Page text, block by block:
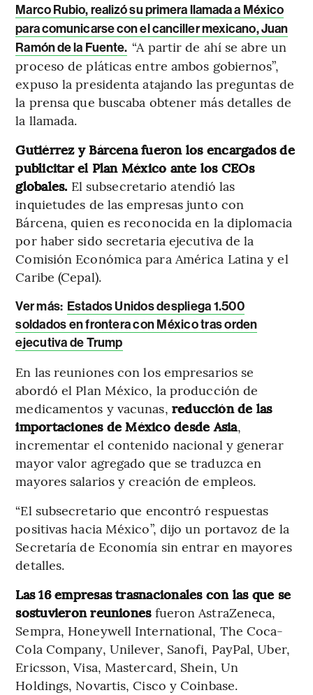
Marco Rubio, realizó su primera llamada a México
para comunicarse con el canciller mexicano, Juan
Ramón de la Fuente. “A partir de ahí se abre un
proceso de pláticas entre ambos gobiernos”,
expuso la presidenta atajando las preguntas de
la prensa que buscaba obtener más detalles de
la llamada.
Gutiérrez y Bárcena fueron los encargados de
publicitar el Plan México ante los CEOs
globales. El subsecretario atendió las
inquietudes de las empresas junto con
Bárcena, quien es reconocida en la diplomacia
por haber sido secretaria ejecutiva de la
Comisión Económica para América Latina y el
Caribe (Cepal).
Ver más: Estados Unidos despliega 1.500
soldados en frontera con México tras orden
ejecutiva de Trump
En las reuniones con los empresarios se
abordó el Plan México, la producción de
medicamentos y vacunas, reducción de las
importaciones de México desde Asia,
incrementar el contenido nacional y generar
mayor valor agregado que se traduzca en
mayores salarios y creación de empleos.
“El subsecretario que encontró respuestas
positivas hacia México”, dijo un portavoz de la
Secretaría de Economía sin entrar en mayores
detalles.
Las 16 empresas trasnacionales con las que se
sostuvieron reunionesfueron AstraZeneca,
Sempra, Honeywell International, The Coca-
Cola Company, Unilever, Sanofi, PayPal, Uber,
Ericsson, Visa, Mastercard, Shein, Un
Holdings, Novartis, Cisco y Coinbase.